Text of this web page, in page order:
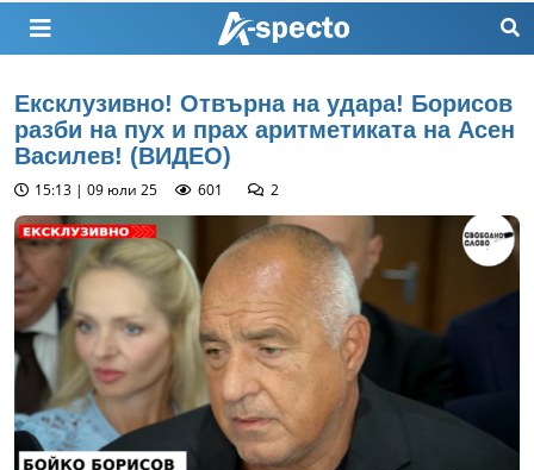
Ексклузивно! Отвърна на удара! Борисов
разби на пух и прах аритметиката на Асен
Василев! (ВИДЕО)
15:13 | 09 юли 25 601 2